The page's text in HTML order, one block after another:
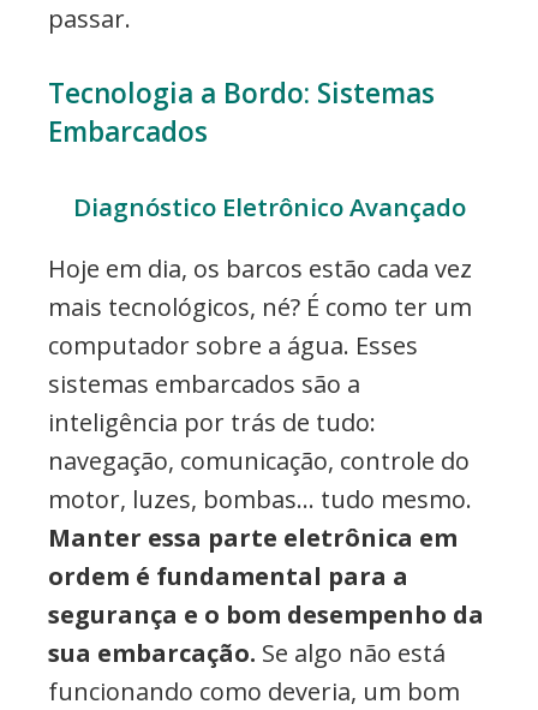
passar.
Tecnologia a Bordo: Sistemas
Embarcados
Diagnóstico Eletrônico Avançado
Hoje em dia, os barcos estão cada vez
mais tecnológicos, né? É como ter um
computador sobre a água. Esses
sistemas embarcados são a
inteligência por trás de tudo:
navegação, comunicação, controle do
motor, luzes, bombas… tudo mesmo.
Manter essa parte eletrônica em
ordem é fundamental para a
segurança e o bom desempenho da
sua embarcação. Se algo não está
funcionando como deveria, um bom